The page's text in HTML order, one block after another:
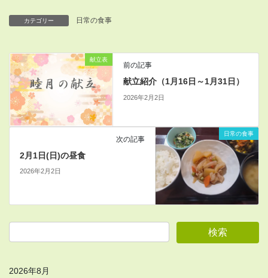
カテゴリー 日常の食事
献立表
前の記事
献立紹介（1月16日～1月31日）
2026年2月2日
日常の食事
次の記事
2月1日(日)の昼食
2026年2月2日
2026年8月